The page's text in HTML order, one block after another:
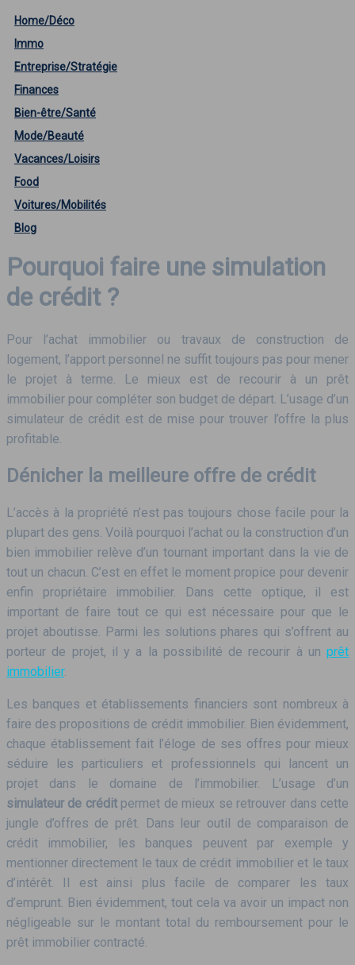
Home/Déco
Immo
Entreprise/Stratégie
Finances
Bien-être/Santé
Mode/Beauté
Vacances/Loisirs
Food
Voitures/Mobilités
Blog
Pourquoi faire une simulation
de crédit ?
Pour l’achat immobilier ou travaux de construction de
logement, l’apport personnel ne suffit toujours pas pour mener
le projet à terme. Le mieux est de recourir à un prêt
immobilier pour compléter son budget de départ. L’usage d’un
simulateur de crédit est de mise pour trouver l’offre la plus
profitable.
Dénicher la meilleure offre de crédit
L’accès à la propriété n’est pas toujours chose facile pour la
plupart des gens. Voilà pourquoi l’achat ou la construction d’un
bien immobilier relève d’un tournant important dans la vie de
tout un chacun. C’est en effet le moment propice pour devenir
enfin propriétaire immobilier. Dans cette optique, il est
important de faire tout ce qui est nécessaire pour que le
projet aboutisse. Parmi les solutions phares qui s’offrent au
porteur de projet, il y a la possibilité de recourir à un prêt
immobilier.
Les banques et établissements financiers sont nombreux à
faire des propositions de crédit immobilier. Bien évidemment,
chaque établissement fait l’éloge de ses offres pour mieux
séduire les particuliers et professionnels qui lancent un
projet dans le domaine de l’immobilier. L’usage d’un
simulateur de créditpermet de mieux se retrouver dans cette
jungle d’offres de prêt. Dans leur outil de comparaison de
crédit immobilier, les banques peuvent par exemple y
mentionner directement le taux de crédit immobilier et le taux
d’intérêt. Il est ainsi plus facile de comparer les taux
d’emprunt. Bien évidemment, tout cela va avoir un impact non
négligeable sur le montant total du remboursement pour le
prêt immobilier contracté.